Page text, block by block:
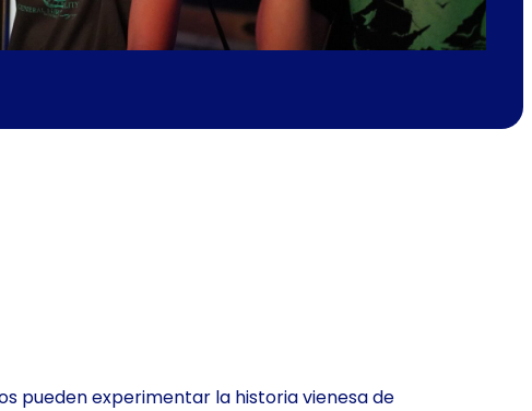
pueden experimentar la historia vienesa de